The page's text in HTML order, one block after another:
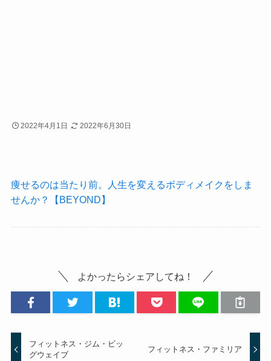
2022年4月1日 2022年6月30日
痩せるのは当たり前。人生を変えるボディメイクをしま
せんか？【BEYOND】
よかったらシェアしてね！
フィットネス・ジム・ビッ
グウェイブ
フィットネス・ファミリア